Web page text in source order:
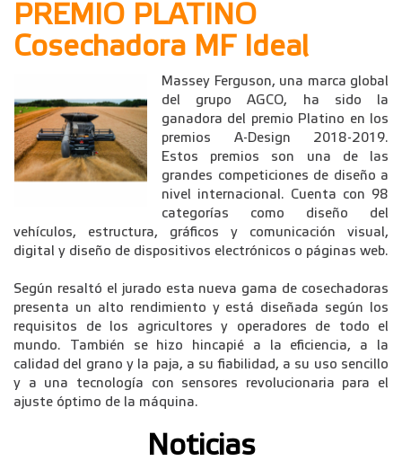
PREMIO PLATINO
Cosechadora MF Ideal
Massey Ferguson, una marca global
del grupo AGCO, ha sido la
ganadora del premio Platino en los
premios A-Design 2018-2019.
Estos premios son una de las
grandes competiciones de diseño a
nivel internacional. Cuenta con 98
categorías como diseño del
vehículos, estructura, gráficos y comunicación visual,
digital y diseño de dispositivos electrónicos o páginas web.
Según resaltó el jurado esta nueva gama de cosechadoras
presenta un alto rendimiento y está diseñada según los
requisitos de los agricultores y operadores de todo el
mundo. También se hizo hincapié a la eficiencia, a la
calidad del grano y la paja, a su fiabilidad, a su uso sencillo
y a una tecnología con sensores revolucionaria para el
ajuste óptimo de la máquina.
Noticias